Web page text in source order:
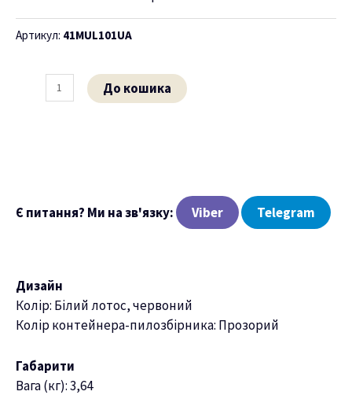
Артикул: 41MUL101UA
До кошика
Є питання? Ми на зв'язку: Viber Telegram
Дизайн
Колір: Білий лотос, червоний
Колір контейнера-пилозбірника: Прозорий
Габарити
Вага (кг): 3,64